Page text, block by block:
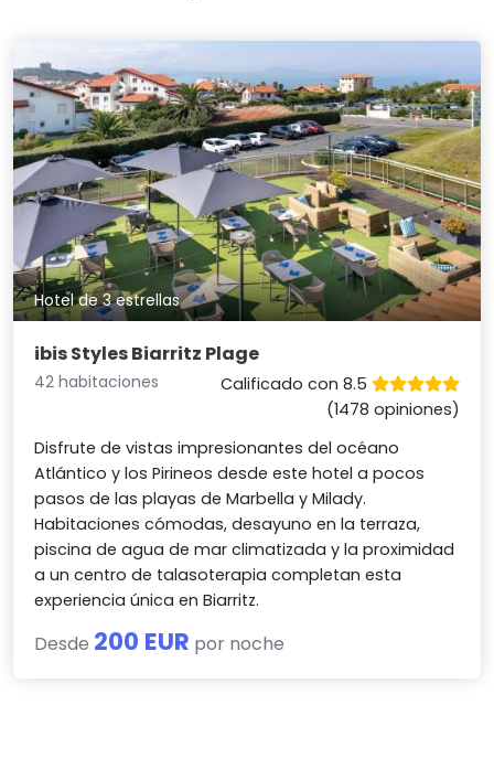
Hotel de 3 estrellas
ibis Styles Biarritz Plage
42 habitaciones
Calificado con 8.5
(1478 opiniones)
Disfrute de vistas impresionantes del océano
Atlántico y los Pirineos desde este hotel a pocos
pasos de las playas de Marbella y Milady.
Habitaciones cómodas, desayuno en la terraza,
piscina de agua de mar climatizada y la proximidad
a un centro de talasoterapia completan esta
experiencia única en Biarritz.
Desde 200 EUR por noche